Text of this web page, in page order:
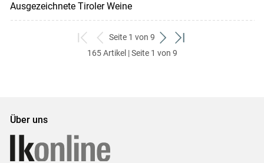
Ausgezeichnete Tiroler Weine
zum
ersten
zurück
zum
Seite 1 von 9
weiter
zum
zum
165 Artikel | Seite 1 von 9
Über uns